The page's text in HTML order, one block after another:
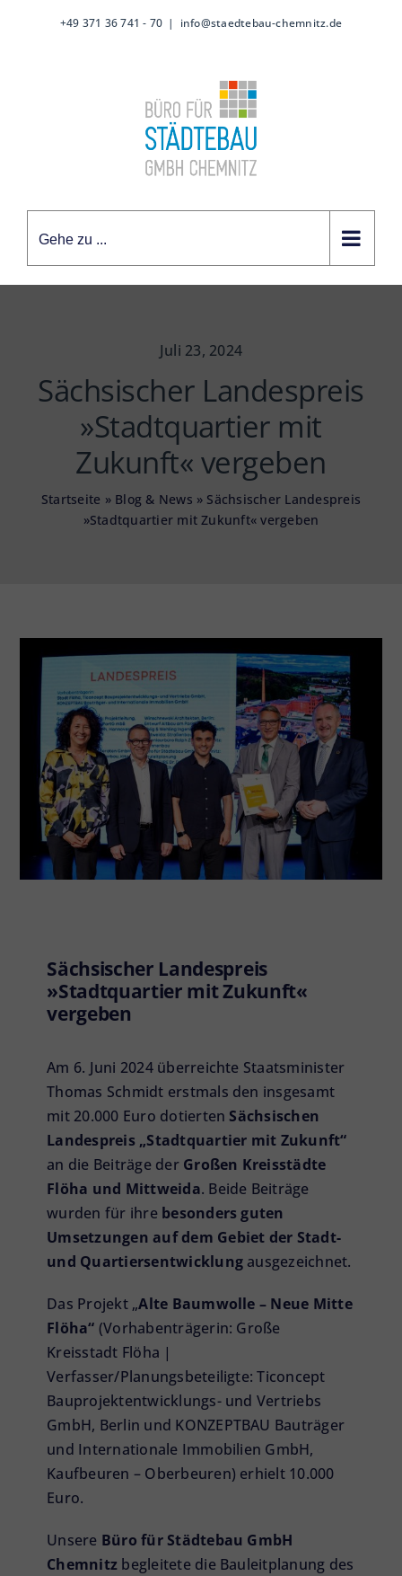
+49 371 36 741 - 70 | info@staedtebau-chemnitz.de
Gehe zu ...
Juli 23, 2024
Sächsischer Landespreis
»Stadtquartier mit
Zukunft« vergeben
Startseite » Blog & News » Sächsischer Landespreis
»Stadtquartier mit Zukunft« vergeben
Sächsischer Landespreis
»Stadtquartier mit Zukunft«
vergeben
Am 6. Juni 2024 überreichte Staatsminister
Thomas Schmidt erstmals den insgesamt
mit 20.000 Euro dotierten Sächsischen
Landespreis „Stadtquartier mit Zukunft“
an die Beiträge der Großen Kreisstädte
Flöha und Mittweida. Beide Beiträge
wurden für ihre besonders guten
Umsetzungen auf dem Gebiet der Stadt-
und Quartiersentwicklung ausgezeichnet.
Das Projekt „Alte Baumwolle – Neue Mitte
Flöha“ (Vorhabenträgerin: Große
Kreisstadt Flöha |
Verfasser/Planungsbeteiligte: Ticoncept
Bauprojektentwicklungs- und Vertriebs
GmbH, Berlin und KONZEPTBAU Bauträger
und Internationale Immobilien GmbH,
Kaufbeuren – Oberbeuren) erhielt 10.000
Euro.
Unsere Büro für Städtebau GmbH
Chemnitz begleitete die Bauleitplanung des